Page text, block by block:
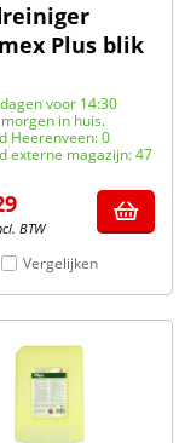
Plus blik
voor 14:30
in huis.
Heerenveen: 0
externe magazijn: 47
BTW
Vergelijken